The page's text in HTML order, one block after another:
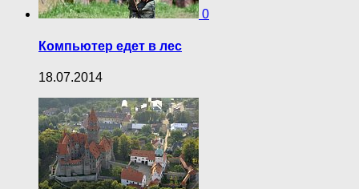
0
Компьютер едет в лес
18.07.2014